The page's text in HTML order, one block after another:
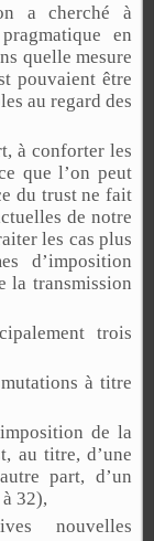
a cherché à
en
quelle mesure
pouvaient être
au regard des
à conforter les
que l’on peut
du trust ne fait
de notre
les cas plus
d’imposition
la transmission
trois
à titre
de la
au titre, d’une
part, d’un
32),
nouvelles